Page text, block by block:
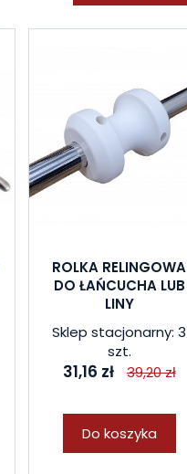
ROLKA RELINGOWA
DO ŁAŃCUCHA LUB
LINY
Sklep stacjonarny: 3
szt.
31,16 zł 39,20 zł
Do koszyka